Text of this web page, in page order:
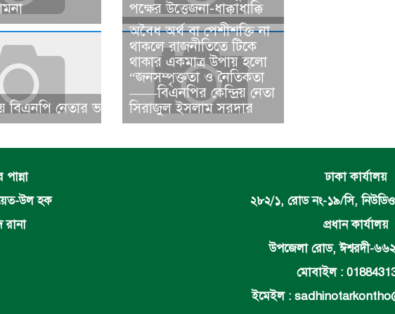
পক্ষের উত্তেজনা-ধাক্কাধাক্কি
বিএনপি নেতার ভাতিজাকে ছাত্রলীগের সাধারণ সম্পাদক নির্বাচিত
​​অবৈধ অর্থ বা পেশীশক্তি না
থাকলে রাজনীতিতে টিকে
থাকার একমাত্র উপায় হলো
“জনসম্পৃক্ততা ও নৈতিকতা
——বিএনপির কেন্দ্রিয় নেতা
সিরাজুল ইসলাম সরদার
উল হক
রানা
ঢাকা কার্যালয়
২৮২/১, রোড নং-১৯/সি,
প্রধান কার্যালয়
উপজেলা রোড, ঈশ্বরদী-
মোবাইল :
ইমেইল :